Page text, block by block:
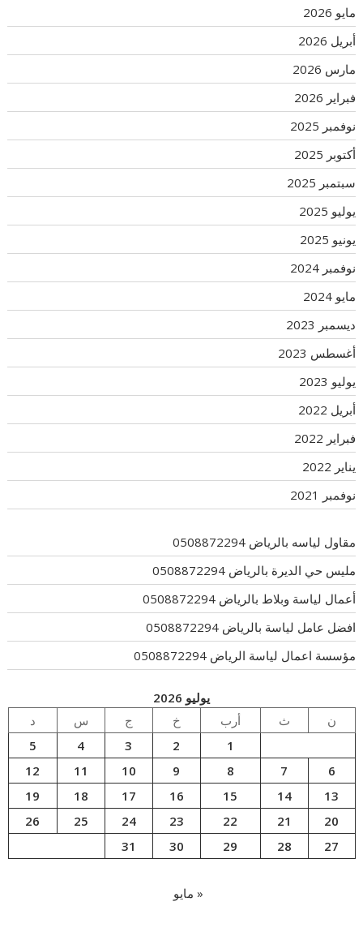
مايو 2026
أبريل 2026
مارس 2026
فبراير 2026
نوفمبر 2025
أكتوبر 2025
سبتمبر 2025
يوليو 2025
يونيو 2025
نوفمبر 2024
مايو 2024
ديسمبر 2023
أغسطس 2023
يوليو 2023
أبريل 2022
فبراير 2022
يناير 2022
نوفمبر 2021
مقاول لياسه بالرياض 0508872294
مليس حي الديرة بالرياض 0508872294
أعمال لياسة وبلاط بالرياض 0508872294
افضل عامل لياسة بالرياض 0508872294
مؤسسة اعمال لياسة الرياض 0508872294
يوليو 2026
ن
ث أرب خ ج س
د
1
2
3
4
5
6
7
8
9
10
11
12
13
14
15
16
17
18
19
20
21
22
23
24
25
26
27
28
29
30
31
« مايو